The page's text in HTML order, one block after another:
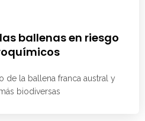
ballenas en riesgo
de la ballena franca austral y
biodiversas